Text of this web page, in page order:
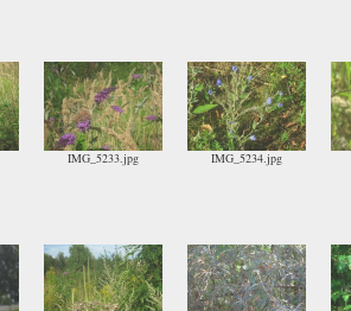
IMG_5233.jpg IMG_5234.jpg